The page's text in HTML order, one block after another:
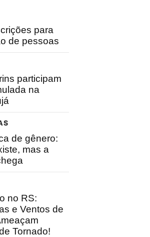
para
de pessoas
participam
na
de gênero:
mas a
no RS:
e Ventos de
Tornado!